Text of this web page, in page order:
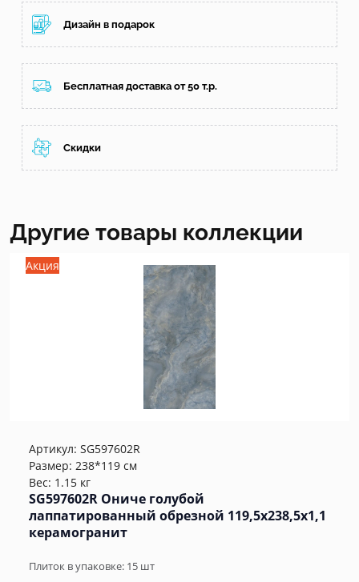
Дизайн в подарок
Бесплатная доставка от 50 т.р.
Скидки
Другие товары коллекции
Акция
Артикул: SG597602R
Размер: 238*119 см
Вес: 1.15 кг
SG597602R Ониче голубой
лаппатированный обрезной 119,5x238,5x1,1
керамогранит
Плиток в упаковке: 15 шт